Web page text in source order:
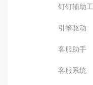
钉钉辅助
引擎驱动
客服助手
客服系统